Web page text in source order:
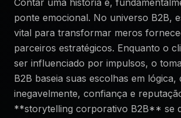
Contar uma história é,
ponte emocional. No universo B2B,
vital para transformar meros
parceiros estratégicos. Enquanto o
ser influenciado por impulsos, o
B2B baseia suas escolhas em lógica,
inegavelmente, confiança e
**storytelling corporativo B2B** se